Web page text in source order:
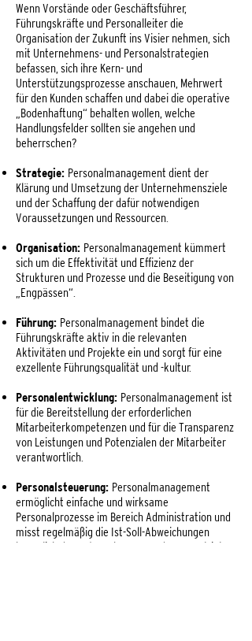
Wenn Vorstände oder Geschäftsführer,
Führungskräfte und Personalleiter die
Organisation der Zukunft ins Visier nehmen, sich
mit Unternehmens- und Personalstrategien
befassen, sich ihre Kern- und
Unterstützungsprozesse anschauen, Mehrwert
für den Kunden schaffen und dabei die operative
„Bodenhaftung“ behalten wollen, welche
Handlungsfelder sollten sie angehen und
beherrschen?
Strategie: Personalmanagement dient der
Klärung und Umsetzung der Unternehmensziele
und der Schaffung der dafür notwendigen
Voraussetzungen und Ressourcen.
Organisation: Personalmanagement kümmert
sich um die Effektivität und Effizienz der
Strukturen und Prozesse und die Beseitigung von
„Engpässen“.
Führung: Personalmanagement bindet die
Führungskräfte aktiv in die relevanten
Aktivitäten und Projekte ein und sorgt für eine
exzellente Führungsqualität und -kultur.
Personalentwicklung: Personalmanagement ist
für die Bereitstellung der erforderlichen
Mitarbeiterkompetenzen und für die Transparenz
von Leistungen und Potenzialen der Mitarbeiter
verantwortlich.
Personalsteuerung: Personalmanagement
ermöglicht einfache und wirksame
Personalprozesse im Bereich Administration und
misst regelmäßig die Ist-Soll-Abweichungen
bezüglich der Unternehmens- und Personalziele.